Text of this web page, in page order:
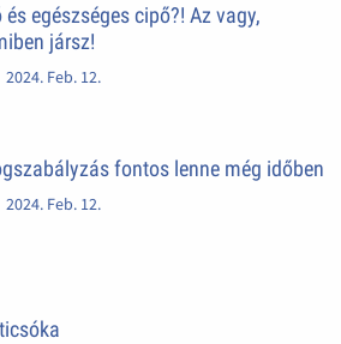
és egészséges cipő?! Az vagy,
jársz!
2024. Feb. 12.
fontos lenne még időben
2024. Feb. 12.